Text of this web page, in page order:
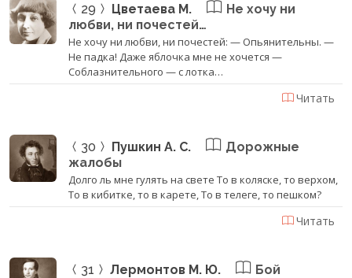
29 Цветаева М.
Не хочу ни
любви, ни почестей…
Не хочу ни любви, ни почестей: — Опьянительны. —
Не падка! Даже яблочка мне не хочется —
Соблазнительного — с лотка…
Читать
30 Пушкин А. С.
Дорожные
жалобы
Долго ль мне гулять на свете То в коляске, то верхом,
То в кибитке, то в карете, То в телеге, то пешком?
Читать
31 Лермонтов М. Ю. Бой